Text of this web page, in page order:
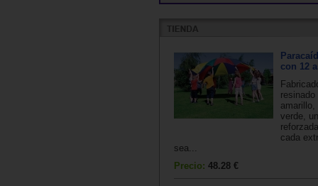
con 12
verde,
cada
sea...
Precio: 48.28 €